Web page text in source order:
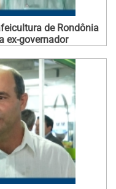
de Rondônia
ex-governador